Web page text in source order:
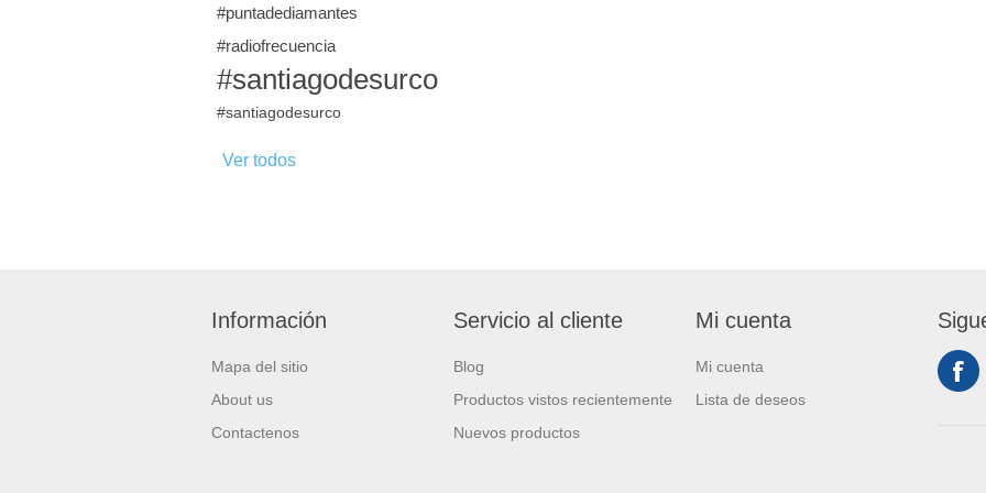
#puntadediamantes
#radiofrecuencia
#santiagodesurco
#santiagodesurco
Ver todos
Información
Mapa del sitio
About us
Contactenos
Servicio al cliente
Blog
Productos vistos recientemente
Nuevos productos
Mi cuenta
Mi cuenta
Lista de deseos